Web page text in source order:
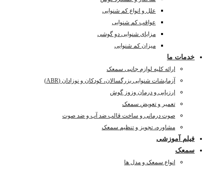
علل و انواع کم شنوایی
عواقب کم شنوایی
مزایای شنوایی دو گوشی
میزان کم شنوایی
خدمات ما
ارائه کلیه لوازم جانبی سمعک
آزمایشات شنوایی بزرگسالان، کودکان و نوزادان (ABR)
ارزیابی و درمان وزوز گوش
تعمیر و تعویض سمعک
صوت درمانی و ساخت قالب ضد آب و ضد صوت
مشاوره، تجویز و تنظیم سمعک
فیلم آموزشی
سمعک
انواع سمعک و مدل ها